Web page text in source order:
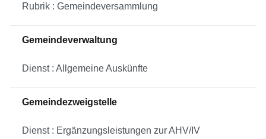
Rubrik : Gemeindeversammlung
Gemeindeverwaltung
Dienst : Allgemeine Auskünfte
Gemeindezweigstelle
Dienst : Ergänzungsleistungen zur AHV/IV